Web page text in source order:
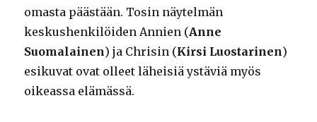
omasta päästään. Tosin näytelmän
keskushenkilöiden Annien (Anne
Suomalainen) ja Chrisin (Kirsi Luostarinen)
esikuvat ovat olleet läheisiä ystäviä myös
oikeassa elämässä.